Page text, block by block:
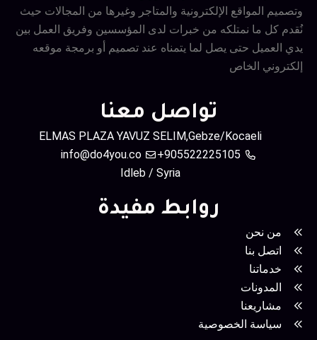
وتصميم المواقع الإلكترونية والمتاجر وغيرها من المجالات حيث
نُقدم كل ما نمتلكه من خبرات لدى المؤسسين وفريق العمل بين
يدي العميل حتى يصل لما يتمناه عند تصميم أو برمجة موقعه
إلكتروني الخاص
تواصل معنا
ELMAS PLAZA YAVUZ SELIM,Gebze/Kocaeli
905522225105+
info@do4you.co
Idleb / Syria
روابط مفيدة
من نحن
اتصل بنا
خدماتنا
المدونات
مشاريعنا
سياسة الخصوصية